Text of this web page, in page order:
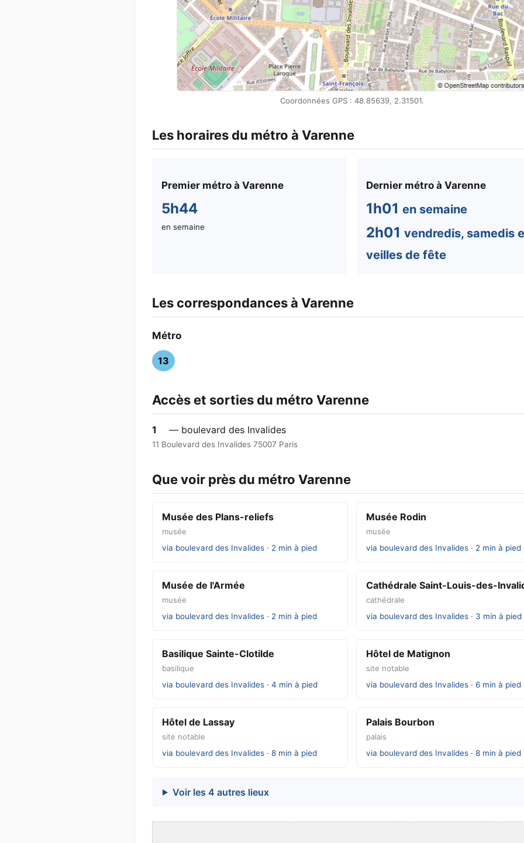
Coordonnées GPS : 48.85639, 2.31501.
Les horaires du métro à Varenne
Premier métro à Varenne
5h44
en semaine
Dernier métro à Varenne
1h01 en semaine
2h01 vendredis, samedis
veilles de fête
Les correspondances à Varenne
Métro
13
Accès et sorties du métro Varenne
1 — boulevard des Invalides
11 Boulevard des Invalides 75007 Paris
Que voir près du métro Varenne
Musée des Plans-reliefs
musée
via boulevard des Invalides · 2 min à pied
Musée Rodin
musée
via boulevard des Invalides · 2 min à pied
Musée de l'Armée
musée
via boulevard des Invalides · 2 min à pied
Cathédrale Saint-Louis-des-
cathédrale
via boulevard des Invalides · 3 min à pied
Basilique Sainte-Clotilde
basilique
via boulevard des Invalides · 4 min à pied
Hôtel de Matignon
site notable
via boulevard des Invalides · 6 min à pied
Hôtel de Lassay
site notable
via boulevard des Invalides · 8 min à pied
Palais Bourbon
palais
via boulevard des Invalides · 8 min à pied
Voir les 4 autres lieux